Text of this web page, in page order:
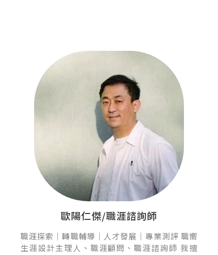
歐陽仁傑/職涯諮詢師
職涯探索｜轉職輔導｜人才發展｜專業測評 職嚮
生涯設計主理人、職涯顧問、職涯諮詢師 我擅